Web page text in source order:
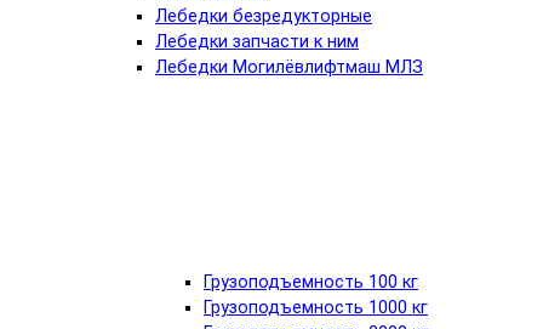
Лебедки безредукторные
Лебедки запчасти к ним
Лебедки Могилёвлифтмаш МЛЗ
Грузоподъемность 100 кг
Грузоподъемность 1000 кг